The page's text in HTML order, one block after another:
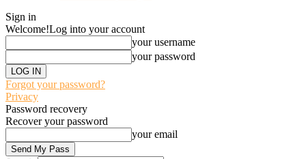
Sign in
Welcome!Log into your account
your username
your password
Forgot your password?
Privacy
Password recovery
Recover your password
your email